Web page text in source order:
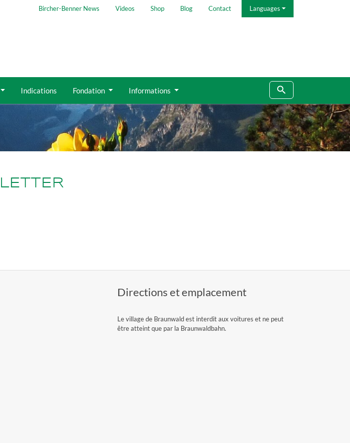
Bircher-Benner News Videos Shop Blog Contact Languages
Indications Fondation Informations
Directions et emplacement
Le village de Braunwald est interdit aux voitures et ne peut
être atteint que par la Braunwaldbahn.